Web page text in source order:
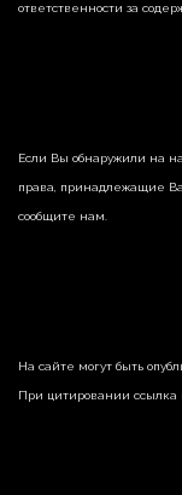
ответственности за
Если Вы обнаружили на
права, принадлежащие
сообщите нам.
На сайте могут быть
При цитировании ссылка